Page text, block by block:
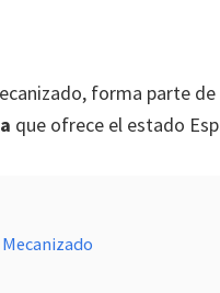
forma parte de
que ofrece el estado